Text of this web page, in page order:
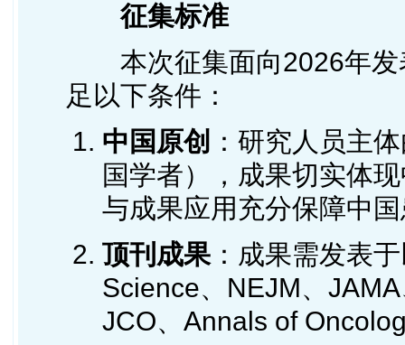
征集标准
本次征集面向2026年
足以下条件：
中国原创 ：研究人员主
国学者），成果切实体
与成果应用充分保障中
顶刊成果 ：成果需发表
Science、NEJM、
JCO、Annals of